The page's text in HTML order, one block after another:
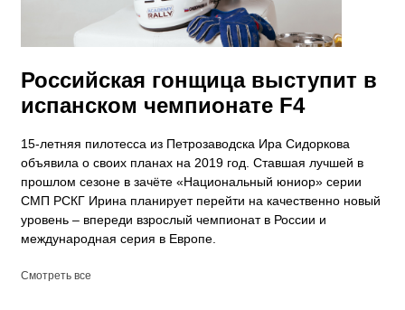
Российская гонщица выступит в
испанском чемпионате F4
15-летняя пилотесса из Петрозаводска Ира Сидоркова
объявила о своих планах на 2019 год. Ставшая лучшей в
прошлом сезоне в зачёте «Национальный юниор» серии
СМП РСКГ Ирина планирует перейти на качественно новый
уровень – впереди взрослый чемпионат в России и
международная серия в Европе.
Смотреть все